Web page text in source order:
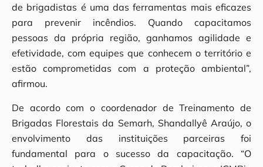
de brigadistas é uma das ferramentas mais eficazes
para prevenir incêndios. Quando capacitamos
pessoas da própria região, ganhamos agilidade e
efetividade, com equipes que conhecem o território e
estão comprometidas com a proteção ambiental”,
afirmou.
De acordo com o coordenador de Treinamento de
Brigadas Florestais da Semarh, Shandallyê Araújo, o
envolvimento das instituições parceiras foi
fundamental para o sucesso da capacitação. “O